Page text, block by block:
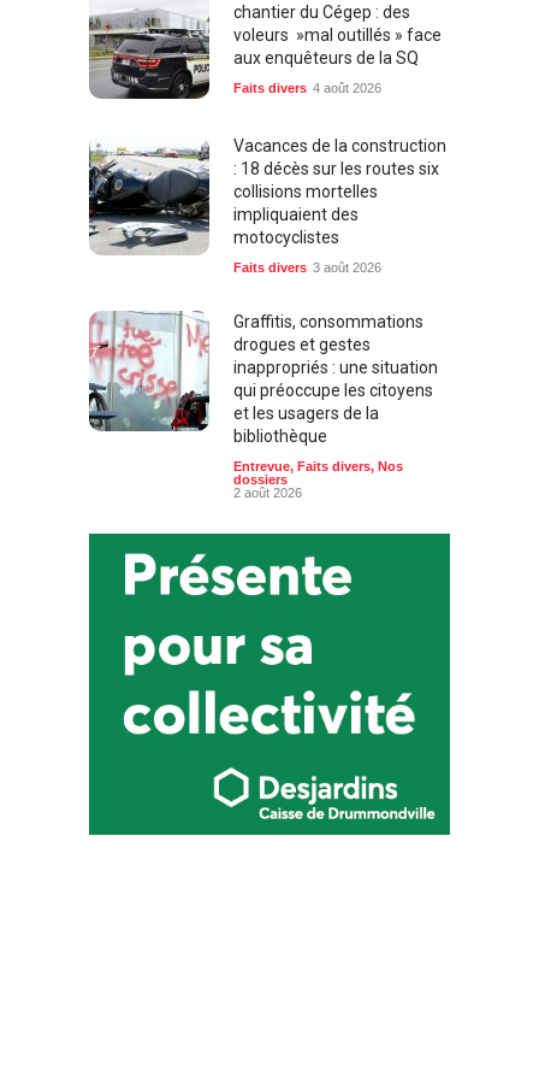
chantier du Cégep : des
voleurs »mal outillés » face
aux enquêteurs de la SQ
Faits divers 4 août 2026
Vacances de la construction
: 18 décès sur les routes six
collisions mortelles
impliquaient des
motocyclistes
Faits divers 3 août 2026
Graffitis, consommations
drogues et gestes
inappropriés : une situation
qui préoccupe les citoyens
et les usagers de la
bibliothèque
Entrevue, Faits divers, Nos
dossiers
2 août 2026